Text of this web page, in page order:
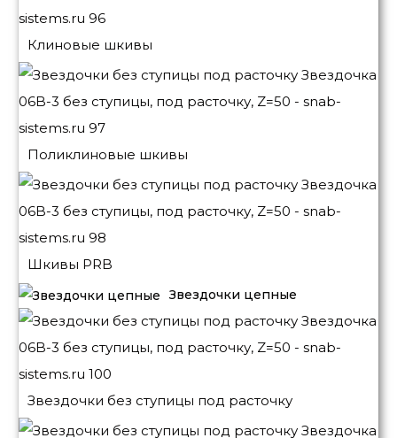
Клиновые шкивы
Поликлиновые шкивы
Шкивы PRB
Звездочки цепные
Звездочки без ступицы под расточку